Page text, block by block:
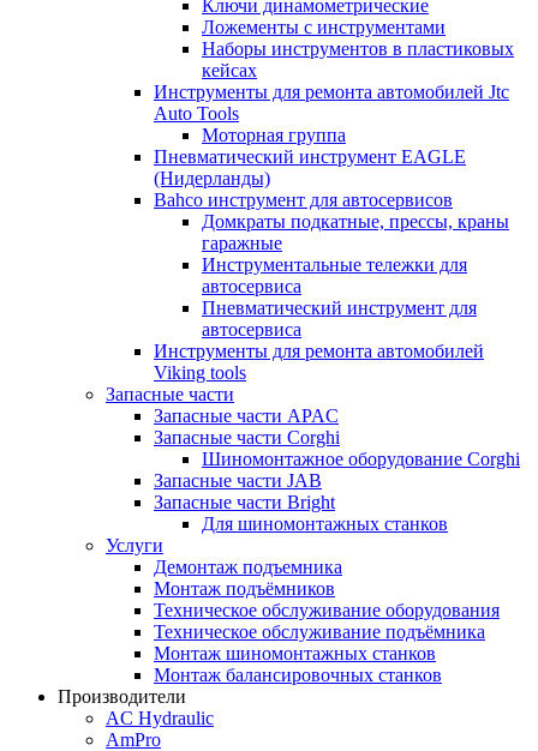
Ключи динамометрические
Ложементы с инструментами
Наборы инструментов в пластиковых
кейсах
Инструменты для ремонта автомобилей Jtc
Auto Tools
Моторная группа
Пневматический инструмент EAGLE
(Нидерланды)
Bahco инструмент для автосервисов
Домкраты подкатные, прессы, краны
гаражные
Инструментальные тележки для
автосервиса
Пневматический инструмент для
автосервиса
Инструменты для ремонта автомобилей
Viking tools
Запасные части
Запасные части APAC
Запасные части Corghi
Шиномонтажное оборудование Corghi
Запасные части JAB
Запасные части Bright
Для шиномонтажных станков
Услуги
Демонтаж подъемника
Монтаж подъёмников
Техническое обслуживание оборудования
Техническое обслуживание подъёмника
Монтаж шиномонтажных станков
Монтаж балансировочных станков
Производители
AC Hydraulic
AmPro